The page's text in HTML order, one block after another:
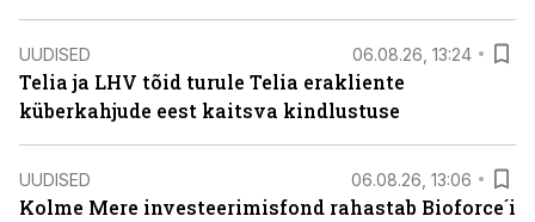
UUDISED 06.08.26, 13:24
Telia ja LHV tõid turule Telia erakliente
küberkahjude eest kaitsva kindlustuse
UUDISED 06.08.26, 13:06
Kolme Mere investeerimisfond rahastab Bioforce´i